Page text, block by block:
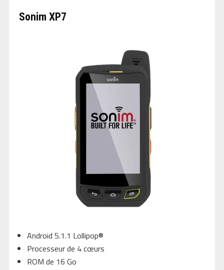
Sonim XP7
Android 5.1.1 Lollipop®
Processeur de 4 cœurs
ROM de 16 Go